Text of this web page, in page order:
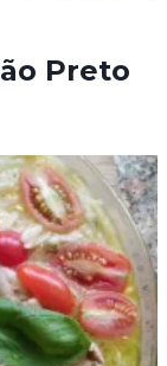
Preto